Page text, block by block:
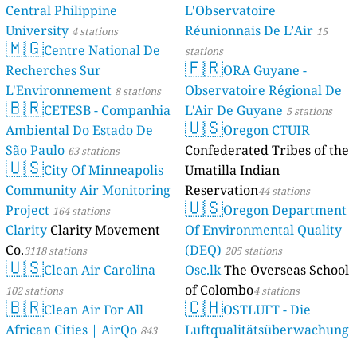
Central Philippine
University 4 stations
🇲🇬Centre National De
Recherches Sur
L'Environnement 8 stations
🇧🇷CETESB - Companhia
Ambiental Do Estado De
São Paulo 63 stations
🇺🇸City Of Minneapolis
Community Air Monitoring
Project 164 stations
Clarity Clarity Movement
Co.3118 stations
🇺🇸Clean Air Carolina
102 stations
🇧🇷Clean Air For All
African Cities | AirQo 843
L'Observatoire
Réunionnais De L’Air 15
stations
🇫🇷ORA Guyane -
Observatoire Régional De
L'Air De Guyane 5 stations
🇺🇸Oregon CTUIR
Confederated Tribes of the
Umatilla Indian
Reservation44 stations
🇺🇸Oregon Department
Of Environmental Quality
(DEQ) 205 stations
Osc.lkThe Overseas School
of Colombo4 stations
🇨🇭OSTLUFT - Die
Luftqualitätsüberwachung